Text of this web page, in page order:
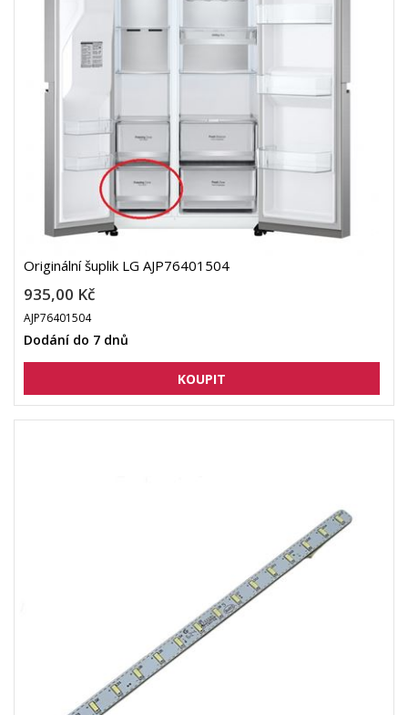
Originální šuplik LG AJP76401504
935,00 Kč
AJP76401504
Dodání do 7 dnů